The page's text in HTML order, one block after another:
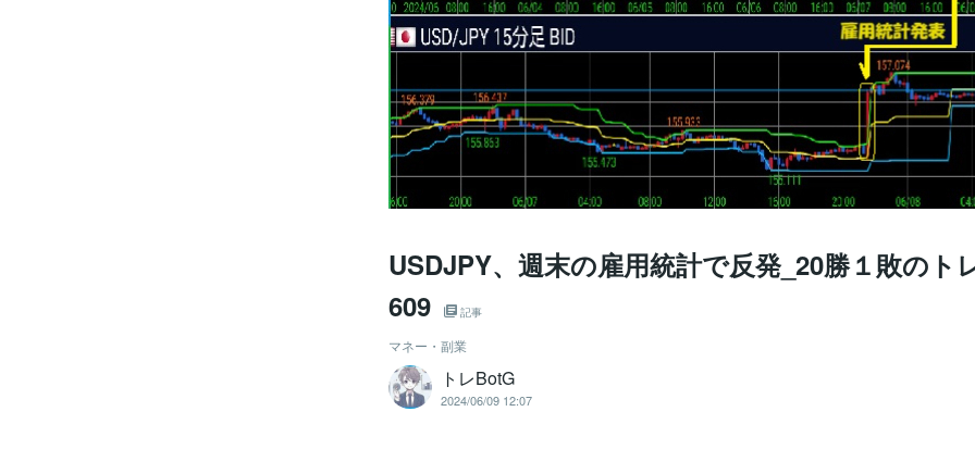
USDJPY、週末の雇用統計で反発_20勝１敗のト
609
記事
マネー・副業
トレBotG
2024/06/09 12:07